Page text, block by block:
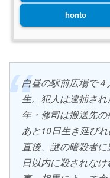
honto
白昼の駅前広場で
生。犯人は逮捕さ
年・修司は搬送先の
あと10日生き延び
直後、謎の暗殺者
日以内に殺されな